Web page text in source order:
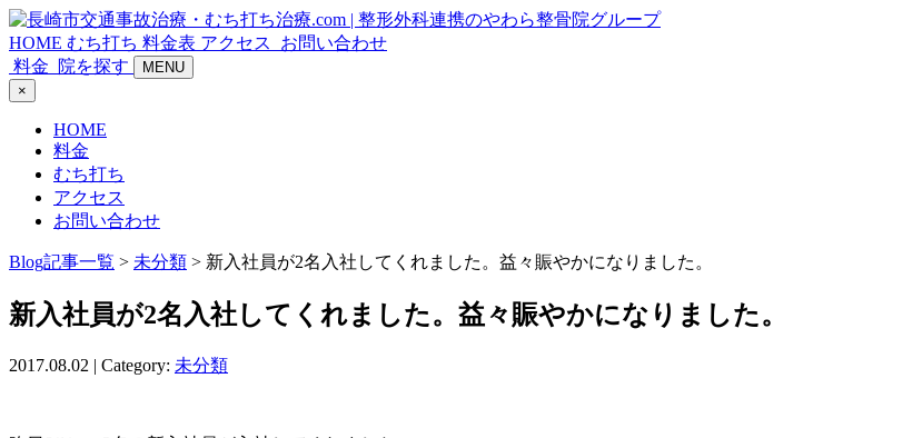
HOME むち打ち 料金表 アクセス
お問い合わせ
料金
院を探す
MENU
×
HOME
料金
むち打ち
アクセス
お問い合わせ
Blog記事一覧 > 未分類 > 新入社員が2名入社してくれました。益々賑やかになりました。
新入社員が2名入社してくれました。益々賑やかになりました。
2017.08.02 | Category: 未分類